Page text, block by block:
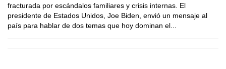
fracturada por escándalos familiares y crisis internas. El
presidente de Estados Unidos, Joe Biden, envió un mensaje al
país para hablar de dos temas que hoy dominan el...